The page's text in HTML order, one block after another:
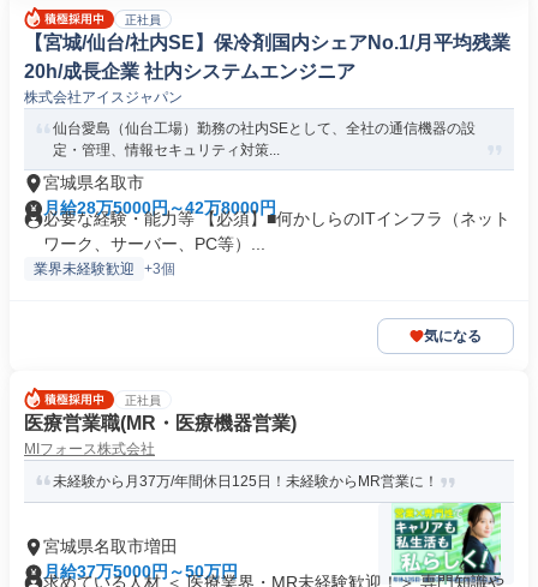
正社員
【宮城/仙台/社内SE】保冷剤国内シェアNo.1/月平均残業
20h/成長企業 社内システムエンジニア
株式会社アイスジャパン
仙台愛島（仙台工場）勤務の社内SEとして、全社の通信機器の設
定・管理、情報セキュリティ対策...
宮城県名取市
月給28万5000円～42万8000円
必要な経験・能力等 【必須】■何かしらのITインフラ（ネット
ワーク、サーバー、PC等）...
業界未経験歓迎 +3個
気になる
正社員
医療営業職(MR・医療機器営業)
MIフォース株式会社
未経験から月37万/年間休日125日！未経験からMR営業に！
宮城県名取市増田
月給37万5000円～50万円
求めている人材 ＜ 医療業界・MR未経験歓迎！＞ 専門知識や